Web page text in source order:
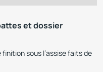
et dossier
sous l’assise faits de